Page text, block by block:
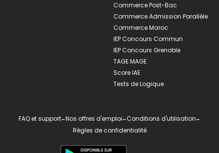
Commerce Post-Bac
Commerce Admission Parallèle
Commerce Maroc
IEP Concours Commun
IEP Concours Grenoble
TAGE MAGE
Score IAE
Tests de Logique
FAQ et support-Nos offres d'emploi-Conditions d'utilisation-
Règles de confidentialité